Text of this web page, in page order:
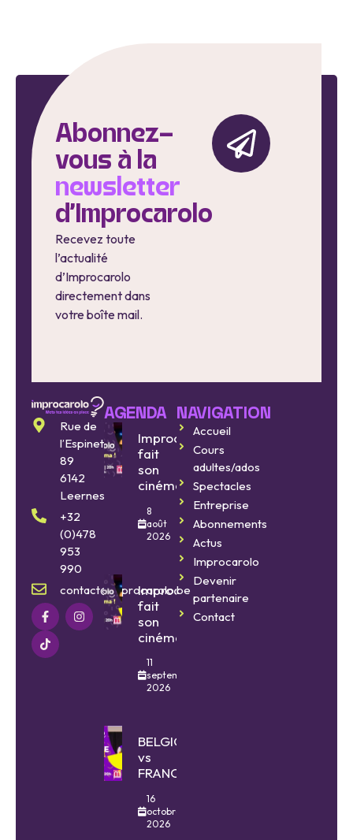
Abonnez-
vous à la
newsletter
d'Improcarolo
Recevez toute
l’actualité
d’Improcarolo
directement dans
votre boîte mail.
Rue de
l’Espinette
89
6142
Leernes
+32
(0)478
953
990
contact@improcarolo.be
AGENDA
Improcarolo
fait
son
cinéma
8
août
2026
Improcarolo
fait
son
cinéma
11
septembre
2026
BELGIQUE
vs
FRANCE
16
octobre
2026
NAVIGATION
Accueil
Cours
adultes/ados
Spectacles
Entreprise
Abonnements
Actus
Improcarolo
Devenir
partenaire
Contact